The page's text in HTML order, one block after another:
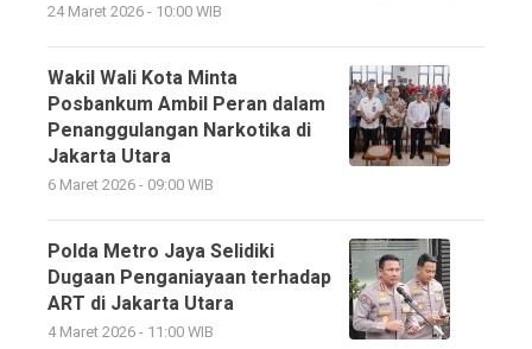
24 Maret 2026 - 10:00 WIB
Wakil Wali Kota Minta
Posbankum Ambil Peran dalam
Penanggulangan Narkotika di
Jakarta Utara
6 Maret 2026 - 09:00 WIB
Polda Metro Jaya Selidiki
Dugaan Penganiayaan terhadap
ART di Jakarta Utara
4 Maret 2026 - 11:00 WIB